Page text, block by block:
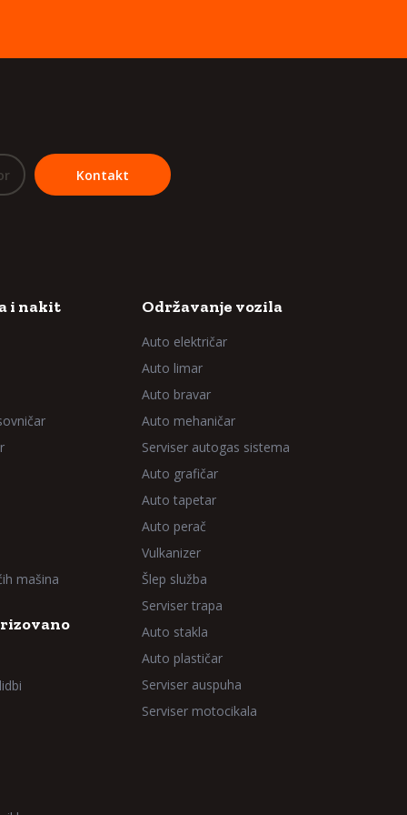
Kontakt
i nakit
mašina
Održavanje vozila
Auto električar
Auto limar
Auto bravar
Auto mehaničar
Serviser autogas sistema
Auto grafičar
Auto tapetar
Auto perač
Vulkanizer
Šlep služba
Serviser trapa
Auto stakla
Auto plastičar
Serviser auspuha
Serviser motocikala